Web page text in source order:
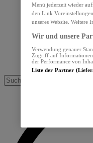
Menü jederzeit wieder
den Link
unseres Website.
Wir und unsere
Verwendung genauer
Zugriff auf Informationen
der Performance von
Liste der Partner